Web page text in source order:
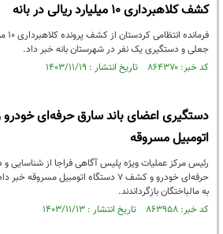
کشف کلاهبرداری 10 ميليارد ریالی در بانه
جعلی و دستگيری يک نفر در شهرستان بانه خبر داد.
کد خبر: ۸۶۴۳۷۰ تاریخ انتشار : ۱۴۰۳/۱۱/۱۹
اتومبیل مسروقه
رئیس مرکز عملیات ویژه پلیس آگاهی فراجا از شناسایی و
حرفه‌ای خودرو و کشف ۷ دستگاه اتومبیل
به مالباختگان بازگرداندند.
کد خبر: ۸۶۳۹۵۸ تاریخ انتشار : ۱۴۰۳/۱۱/۱۳